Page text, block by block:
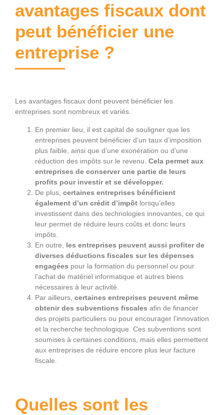
avantages fiscaux dont
peut bénéficier une
entreprise ?
Les avantages fiscaux dont peuvent bénéficier les
entreprises sont nombreux et variés.
En premier lieu, il est capital de souligner que les
entreprises peuvent bénéficier d’un taux d’imposition
plus faible, ainsi que d’une exonération ou d’une
réduction des impôts sur le revenu. Cela permet aux
entreprises de conserver une partie de leurs
profits pour investir et se développer.
De plus, certaines entreprises bénéficient
également d’un crédit d’impôt lorsqu’elles
investissent dans des technologies innovantes, ce qui
leur permet de réduire leurs coûts et donc leurs
impôts.
En outre, les entreprises peuvent aussi profiter de
diverses déductions fiscales sur les dépenses
engagées pour la formation du personnel ou pour
l’achat de matériel informatique et autres biens
nécessaires à leur activité.
Par ailleurs, certaines entreprises peuvent même
obtenir des subventions fiscales afin de financer
des projets particuliers ou pour encourager l’innovation
et la recherche technologique. Ces subventions sont
soumises à certaines conditions, mais elles permettent
aux entreprises de réduire encore plus leur facture
fiscale.
Quelles sont les